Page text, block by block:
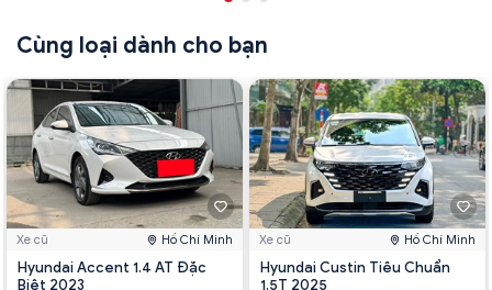
Cùng loại dành cho bạn
Xe cũ Hồ Chí Minh
Hyundai Accent 1.4 AT Đặc
Biệt 2023
Xe cũ Hồ Chí Minh
Hyundai Custin Tiêu Chuẩn
1.5T 2025